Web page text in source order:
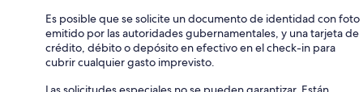
Es posible que se solicite un documento de identidad con foto
emitido por las autoridades gubernamentales, y una tarjeta de
crédito, débito o depósito en efectivo en el check-in para
cubrir cualquier gasto imprevisto.